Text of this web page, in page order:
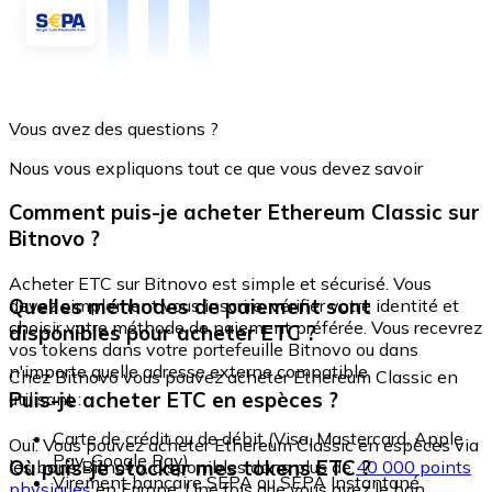
Vous avez des questions ?
Nous vous expliquons tout ce que vous devez savoir
Comment puis-je acheter Ethereum Classic sur
Bitnovo ?
Acheter ETC sur Bitnovo est simple et sécurisé. Vous
devez simplement vous inscrire, vérifier votre identité et
choisir votre méthode de paiement préférée. Vous recevrez
vos tokens dans votre portefeuille Bitnovo ou dans
n'importe quelle adresse externe compatible.
Quelles méthodes de paiement sont
disponibles pour acheter ETC ?
Chez Bitnovo vous pouvez acheter Ethereum Classic en
utilisant :
Carte de crédit ou de débit (Visa, Mastercard, Apple
Pay, Google Pay)
Virement bancaire SEPA ou SEPA Instantané
Puis-je acheter ETC en espèces ?
Oui. Vous pouvez acheter Ethereum Classic en espèces via
les bons Bitnovo, disponibles dans plus de40 000 points
Où puis-je stocker mes tokens ETC ?